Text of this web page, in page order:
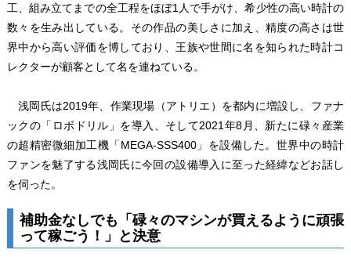
工、組み立てまでの全工程をほぼ1人で手がけ、希少性の高い時計の
数々を生み出している。その作品の美しさに加え、精度の高さは世
界中から高い評価を博しており、王族や世間に名を知られた時計コ
レクターが顧客として名を連ねている。
浅岡氏は2019年、作業現場（アトリエ）を都内に増設し、ファナ
ックの「ロボドリル」を導入、そして2021年8月、新たに碌々産業
の超精密微細加工機「MEGA-SSS400」を設備した。世界中の時計
ファンを魅了する浅岡氏に今回の設備導入に至った経緯などお話し
を伺った。
補助金なしでも「碌々のマシンが買えるように頑張
って稼ごう！」と決意